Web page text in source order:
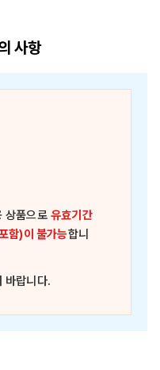
사항
상품으로유효기간
함)이 불가능합니
바랍니다.